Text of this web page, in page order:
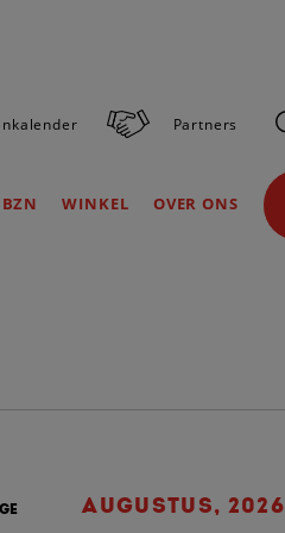
Partners
WINKEL OVER ONS
AUGUSTUS, 2026